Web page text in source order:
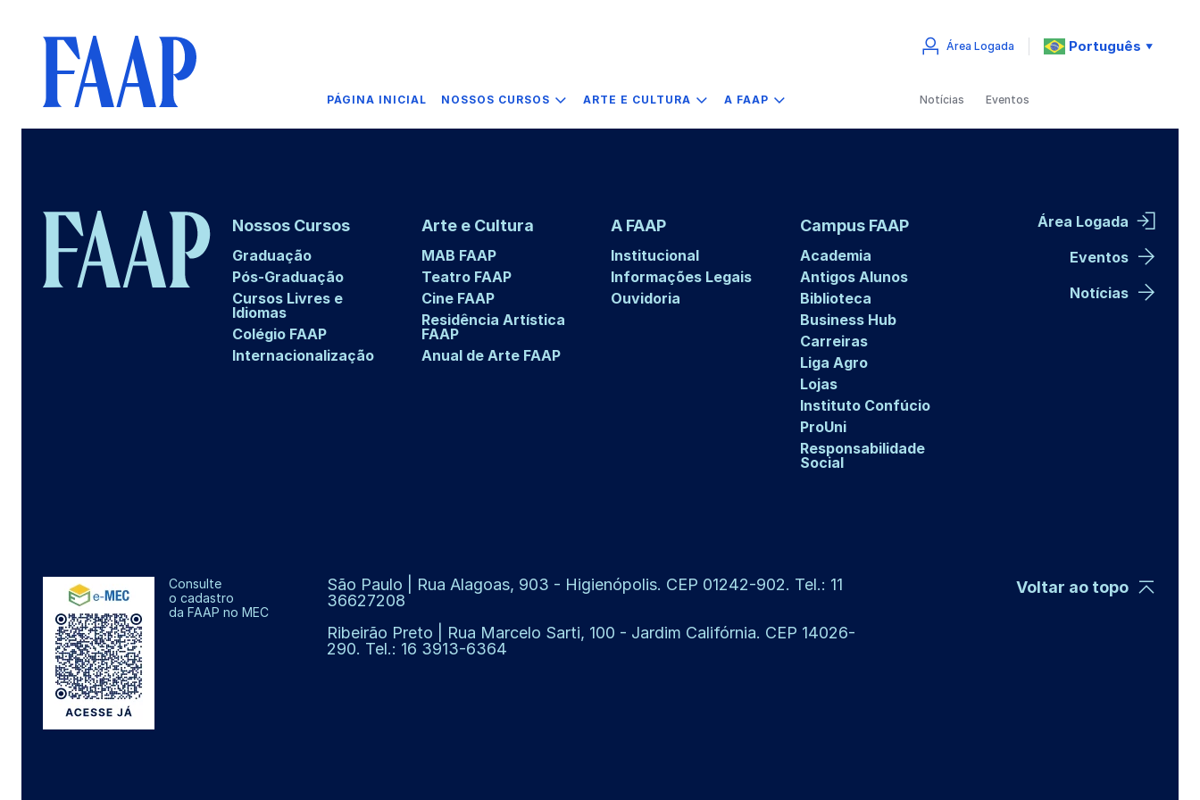
PÁGINA INICIAL NOSSOS CURSOS ARTE E CULTURA A FAAP
Área Logada Português ▼
Notícias Eventos
Nossos Cursos
Graduação
Pós-Graduação
Cursos Livres e
Idiomas
Colégio FAAP
Internacionalização
Arte e Cultura
MAB FAAP
Teatro FAAP
Cine FAAP
Residência Artística
FAAP
Anual de Arte FAAP
A FAAP
Institucional
Informações Legais
Ouvidoria
Campus FAAP
Academia
Antigos Alunos
Biblioteca
Business Hub
Carreiras
Liga Agro
Lojas
Instituto Confúcio
ProUni
Responsabilidade
Social
Área Logada
Eventos
Notícias
Consulte
o cadastro
da FAAP no MEC
São Paulo | Rua Alagoas, 903 - Higienópolis. CEP 01242-902. Tel.: 11
36627208
Ribeirão Preto | Rua Marcelo Sarti, 100 - Jardim Califórnia. CEP 14026-
290. Tel.: 16 3913-6364
Voltar ao topo